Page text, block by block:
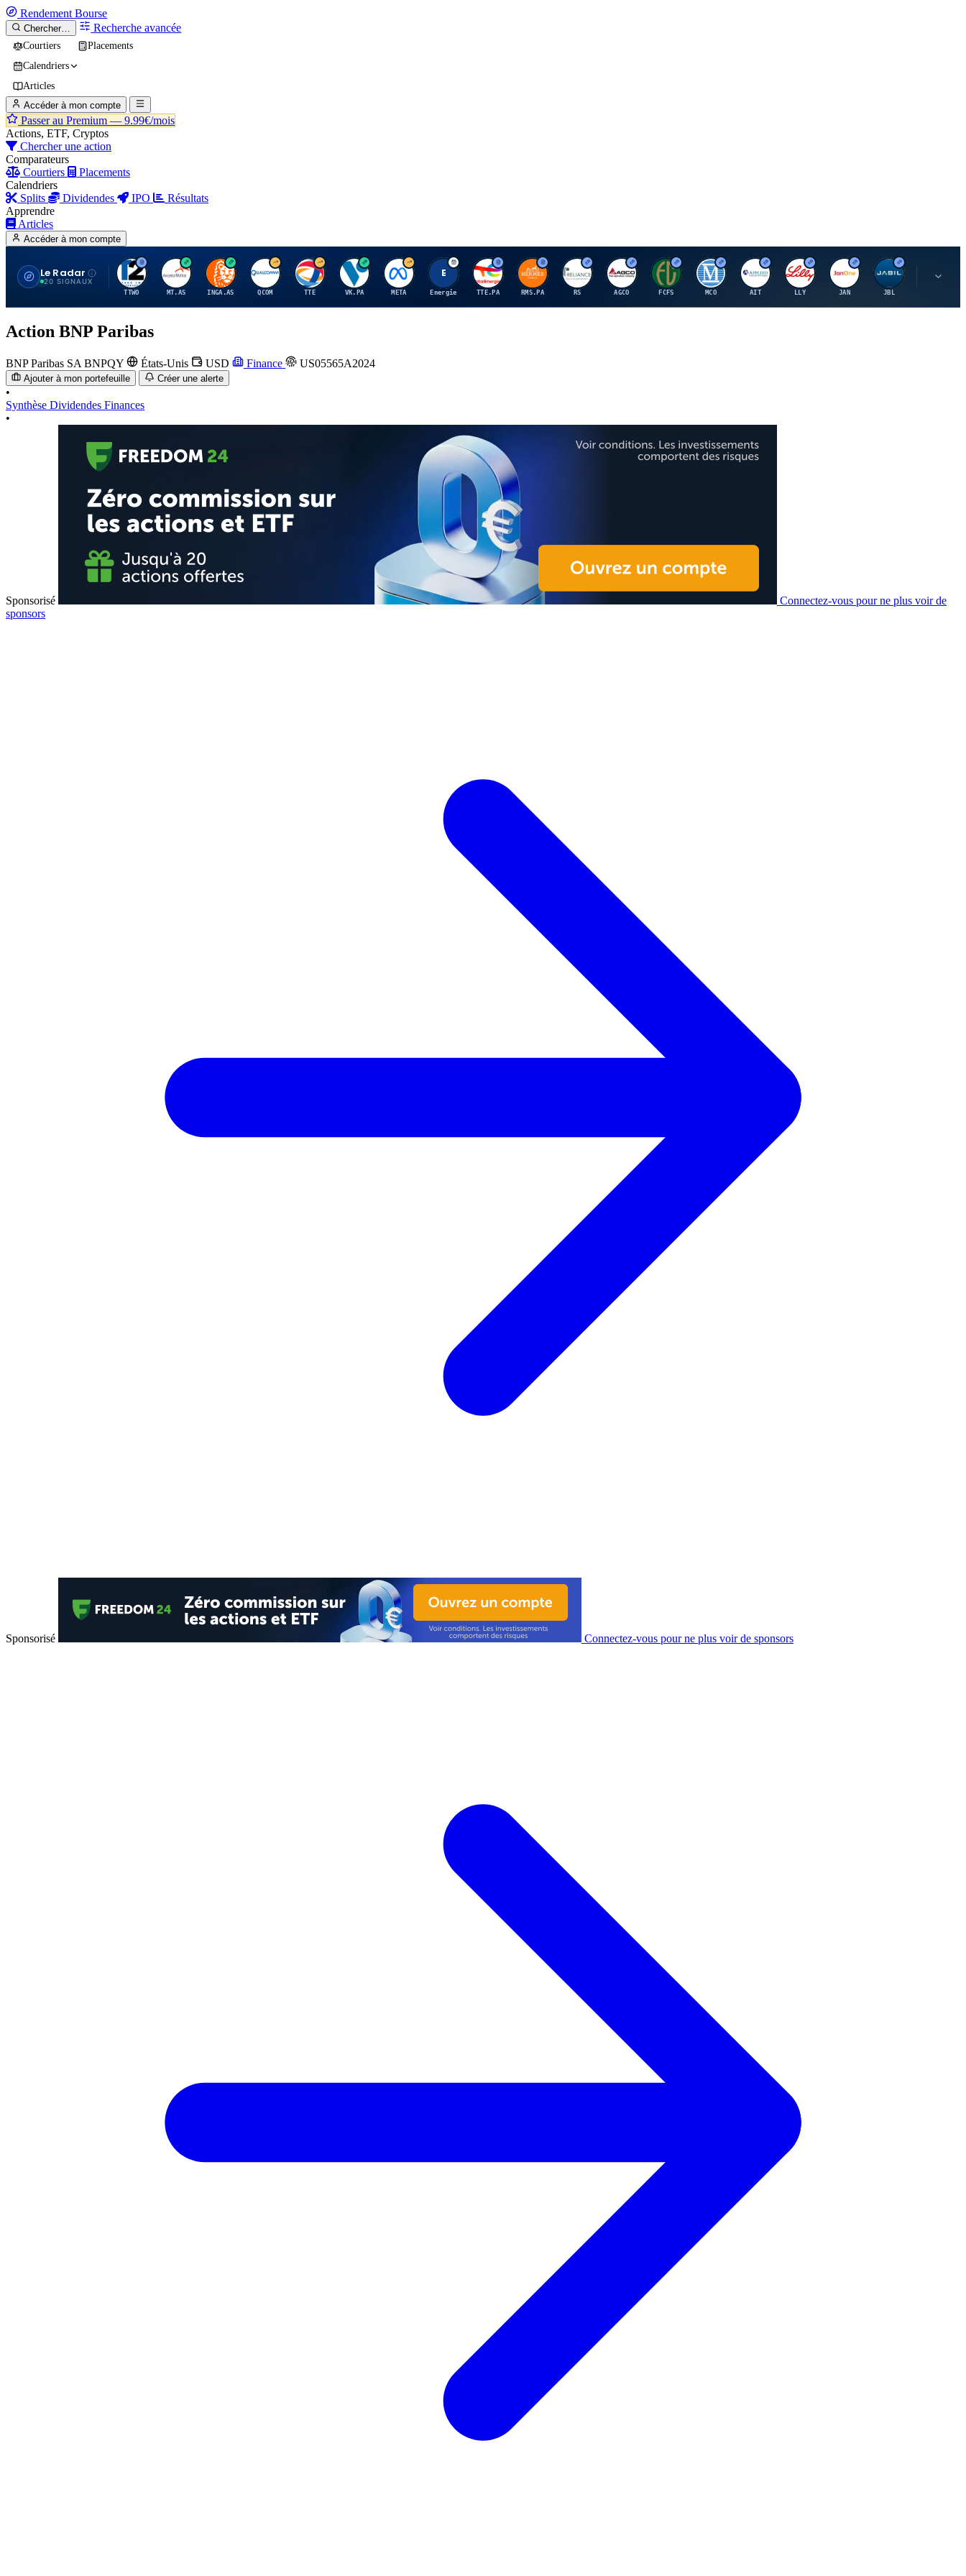
Rendement Bourse
Chercher… Recherche avancée
Courtiers
Placements
Calendriers
Articles
Accéder à mon compte
Passer au Premium — 9.99€/mois
Actions, ETF, Cryptos
Chercher une action
Comparateurs
Courtiers
Placements
Calendriers
Splits
Dividendes IPO
Résultats
Apprendre
Articles
Accéder à mon compte
Le Radar
20 SIGNAUX
T
TTWO
A
MT.AS
I
INGA.AS
Q
QCOM
T
TTE
V
VK.PA
M
META
E
Energie
T
TTE.PA
H
RMS.PA
R
RS
A
AGCO
F
FCFS
M
MCO
A
AIT
E
LLY
J
JAN
J
JBL
P
Action BNP Paribas
BNP Paribas SA BNPQY États-Unis USD Finance US05565A2024
Ajouter à mon portefeuille Créer une alerte
•
Synthèse Dividendes Finances
•
Sponsorisé
Connectez-vous pour ne plus voir de
sponsors
Sponsorisé Connectez-vous pour ne plus voir de sponsors